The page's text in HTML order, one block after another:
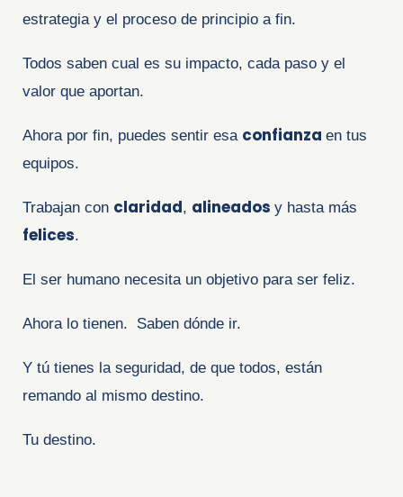
estrategia y el proceso de principio a fin.
Todos saben cual es su impacto, cada paso y el
valor que aportan.
Ahora por fin, puedes sentir esa confianza en tus
equipos.
Trabajan con claridad, alineados y hasta más
felices.
El ser humano necesita un objetivo para ser feliz.
Ahora lo tienen. Saben dónde ir.
Y tú tienes la seguridad, de que todos, están
remando al mismo destino.
Tu destino.